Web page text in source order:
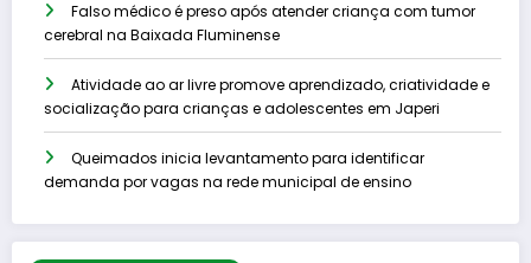
Falso médico é preso após atender criança com tumor
cerebral na Baixada Fluminense
Atividade ao ar livre promove aprendizado, criatividade e
socialização para crianças e adolescentes em Japeri
Queimados inicia levantamento para identificar
demanda por vagas na rede municipal de ensino